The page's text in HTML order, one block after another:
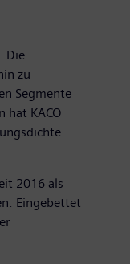
Die
zu
Segmente
hat KACO
2016 als
Eingebettet